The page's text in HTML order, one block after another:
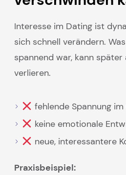
Interesse im Dating ist
sich schnell verändern.
spannend war, kann später
verlieren.
fehlende Spannung
keine emotionale
neue, interessantere
Praxisbeispiel: